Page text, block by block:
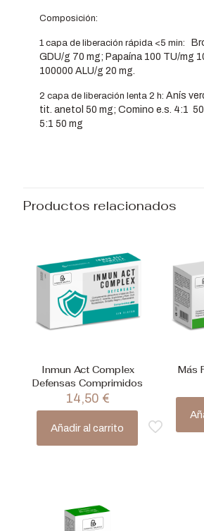
Composición:
1 capa de liberación rápida <5 min:
GDU/g 70 mg; Papaína 100 TU/mg
100000 ALU/g 20 mg.
2 capa de liberación lenta 2 h:Anís
tit. anetol 50 mg;Comino e.s. 4:1
5:1 50 mg
Productos relacionados
Inmun Act Complex
Defensas Comprimidos
14,50 €
Añadir al carrito
Más